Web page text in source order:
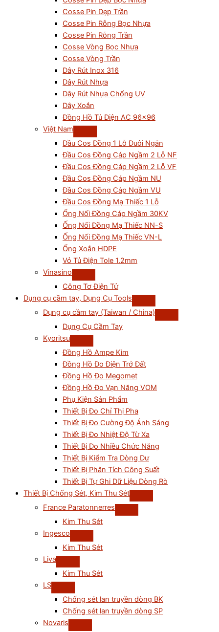
Cosse Pin Dẹp Trần
Cosse Pin Rỗng Bọc Nhựa
Cosse Pin Rỗng Trần
Cosse Vòng Bọc Nhựa
Cosse Vòng Trần
Dây Rút Inox 316
Dây Rút Nhựa
Dây Rút Nhựa Chống UV
Dây Xoắn
Đồng Hồ Tủ Điện AC 96×96
Việt Nam
Đầu Cos Đồng 1 Lỗ Đuôi Ngắn
Đầu Cos Đồng Cáp Ngầm 2 Lỗ NF
Đầu Cos Đồng Cáp Ngầm 2 Lỗ VF
Đầu Cos Đồng Cáp Ngầm NU
Đầu Cos Đồng Cáp Ngầm VU
Đầu Cos Đồng Mạ Thiếc 1 Lỗ
Ống Nối Đồng Cáp Ngầm 30KV
Ống Nối Đồng Mạ Thiếc NN-S
Ống Nối Đồng Mạ Thiếc VN-L
Ống Xoắn HDPE
Vỏ Tủ Điện Tole 1.2mm
Vinasino
Công Tơ Điện Tử
Dụng cụ cầm tay, Dụng Cụ Tools
Dụng cụ cầm tay (Taiwan / China)
Dụng Cụ Cầm Tay
Kyoritsu
Đồng Hồ Ampe Kìm
Đồng Hồ Đo Điện Trở Đất
Đồng Hồ Đo Megomet
Đồng Hồ Đo Vạn Năng VOM
Phụ Kiện Sản Phẩm
Thiết Bị Đo Chỉ Thị Pha
Thiết Bị Đo Cường Độ Ánh Sáng
Thiết Bị Đo Nhiệt Độ Từ Xa
Thiết Bị Đo Nhiều Chức Năng
Thiết Bị Kiểm Tra Dòng Dư
Thiết Bị Phân Tích Công Suất
Thiết Bị Tự Ghi Dữ Liệu Dòng Rò
Thiết Bị Chống Sét, Kim Thu Sét
France Paratonnerres
Kim Thu Sét
Ingesco
Kim Thu Sét
Liva
Kim Thu Sét
LS
Chống sét lan truyền dòng BK
Chống sét lan truyền dòng SP
Novaris